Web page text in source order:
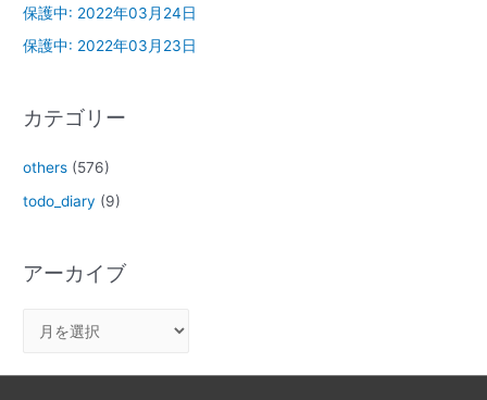
保護中: 2022年03月24日
保護中: 2022年03月23日
カテゴリー
others (576)
todo_diary (9)
アーカイブ